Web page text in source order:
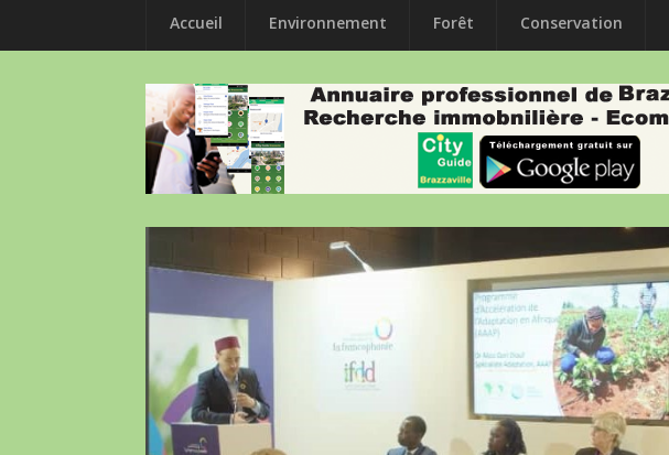
Accueil Environnement Forêt Conservation